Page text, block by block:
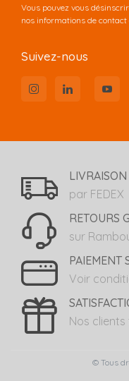
Vous pouvez vous
nos informations de
Suivez-nous
par FEDEX
RETOURS
sur
PAIEMENT
Voir
Nos
© Tous